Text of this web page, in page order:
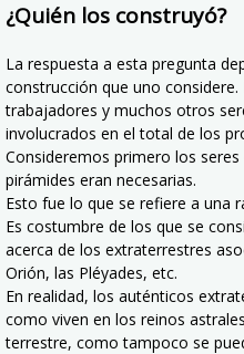
¿Quién los construyó?
La respuesta a esta pregunta
construcción que uno
trabajadores y muchos otros
involucrados en el total de los
Consideremos primero los
pirámides eran necesarias.
Esto fue lo que se refiere a una
Es costumbre de los que se
acerca de los extraterrestres
Orión, las Pléyades, etc.
En realidad, los auténticos
como viven en los reinos
terrestre, como tampoco se